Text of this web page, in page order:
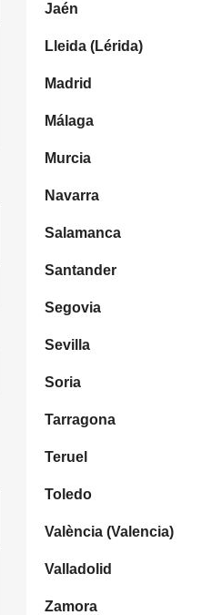
Jaén
Lleida (Lérida)
Madrid
Málaga
Murcia
Navarra
Salamanca
Santander
Segovia
Sevilla
Soria
Tarragona
Teruel
Toledo
València (Valencia)
Valladolid
Zamora